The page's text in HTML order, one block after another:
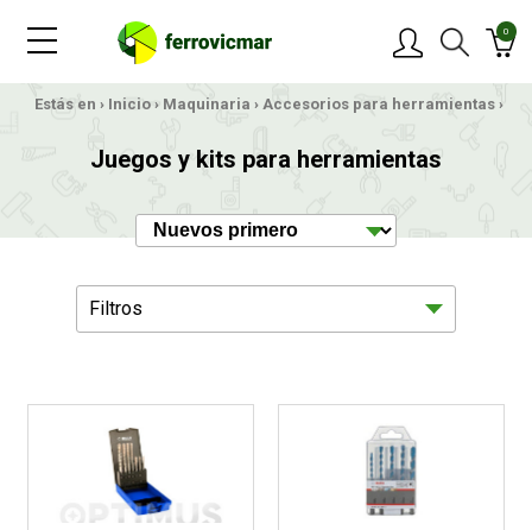
0
Estás en › Inicio› Maquinaria › Accesorios para herramientas›
Juegos y kits para herramientas
Filtros
Herramientas Neumaticas
Herramientas Electricas
PRODUCTOS
OFERTAS
NOVEDADES
BLOG